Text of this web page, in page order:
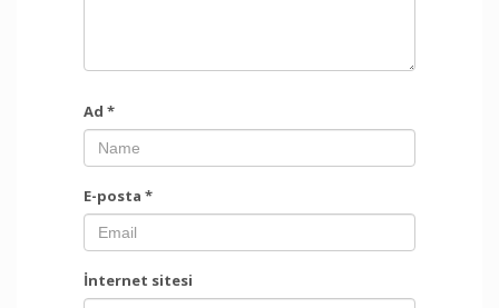
Ad *
E-posta *
İnternet sitesi